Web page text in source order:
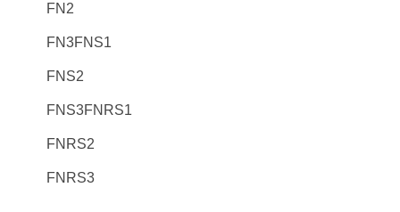
FN2
FN3FNS1
FNS2
FNS3FNRS1
FNRS2
FNRS3